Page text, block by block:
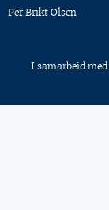
Per Brikt Olsen
I samarbeid med